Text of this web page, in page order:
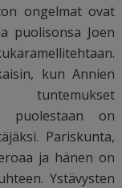
ongelmat ovat
puolisonsa Joen
kun Annien
tuntemukset
puolestaan on
Pariskunta,
ja hänen on
Ystävysten